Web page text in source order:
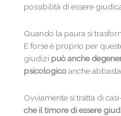
possibilità di essere
Quando la paura si
E forse è proprio per
giudizi può anche
psicologicoanche
Ovviamente si tratta di
che il timore di essere